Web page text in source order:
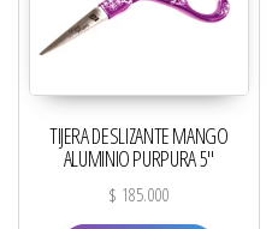
TIJERA DESLIZANTE MANGO
ALUMINIO PURPURA 5″
$ 185.000